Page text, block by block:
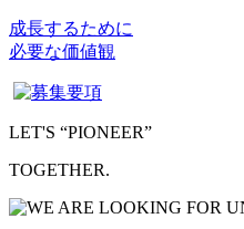
成長するために
必要な価値観
LET'S “PIONEER”
TOGETHER.